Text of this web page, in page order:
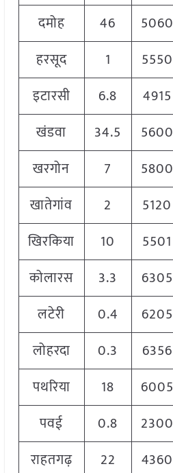
दमोह
46 5060
हरसूद
1 5550
इटारसी
6.8 4915
खंडवा
34.5 5600
खरगोन
7 5800
खातेगांव
2 5120
खिरकिया
10 5501
कोलारस
3.3 6305
लटेरी
0.4 6205
लोहरदा
0.3 6356
पथरिया
18 6005
पवई
0.8 2300
राहतगढ़
22 4360